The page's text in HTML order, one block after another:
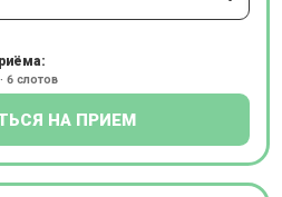
6 слотов
НА ПРИЕМ